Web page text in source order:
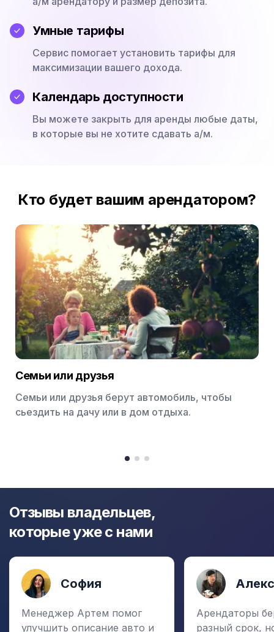
Умные тарифы
Сервис помогает установить тарифы для
максимизации вашего дохода.
Календарь доступности
Вы можете закрыть для аренды любые даты,
в которые вы не хотите сдавать а/м.
Кто будет вашим арендатором?
Семьи или друзья
Семьи или друзья берут автомобиль, чтобы
сьездить на дачу или в дом отдыха.
item
itemitem
3
Отзывы владельцев,
которые уже с нами
София
Менеджер Артем помог
улучшить описание авто и
Арендаторы
разный срок,